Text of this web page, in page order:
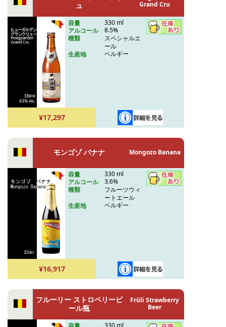
ュ
Grand Cru
容量
330 ml
アルコール
8.5%
種類
スペシャルエ
ール
生産地
ベルギー
¥17,297
モンゴゾ バナナ Mongozo Banana
容量
330 ml
アルコール
3.6%
種類
フルーツウィ
ートエール
生産地
ベルギー
¥16,917
フルーリー ストロベリービ
ール瓶
Früli Strawberry
Beer